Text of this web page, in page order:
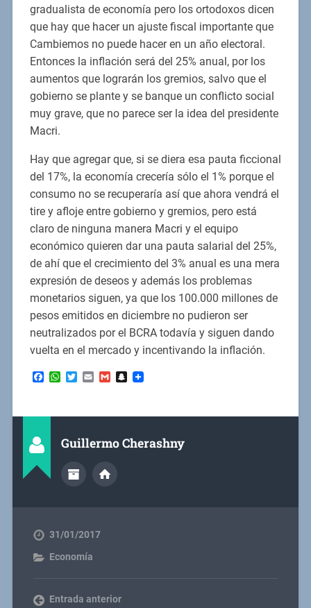
gradualista de economía pero los ortodoxos dicen
que hay que hacer un ajuste fiscal importante que
Cambiemos no puede hacer en un año electoral.
Entonces la inflación será del 25% anual, por los
aumentos que lograrán los gremios, salvo que el
gobierno se plante y se banque un conflicto social
muy grave, que no parece ser la idea del presidente
Macri.
Hay que agregar que, si se diera esa pauta ficcional
del 17%, la economía crecería sólo el 1% porque el
consumo no se recuperaría así que ahora vendrá el
tire y afloje entre gobierno y gremios, pero está
claro de ninguna manera Macri y el equipo
económico quieren dar una pauta salarial del 25%,
de ahí que el crecimiento del 3% anual es una mera
expresión de deseos y además los problemas
monetarios siguen, ya que los 100.000 millones de
pesos emitidos en diciembre no pudieron ser
neutralizados por el BCRA todavía y siguen dando
vuelta en el mercado y incentivando la inflación.
Facebook
WhatsApp
Twitter
EmailGmailSnapchat
Guillermo Cherashny
31/01/2017
Economía
Entrada anterior